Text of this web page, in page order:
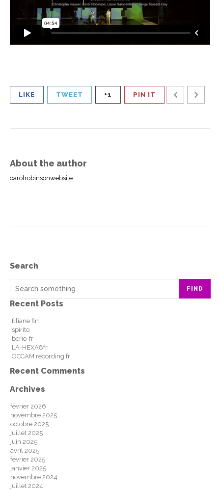
LIKE TWEET +1 PIN IT
About the author
carolrobinsonwebsite:
Search
FIND
Recent Posts
Eliane fin
spirito
berio-fr
LA-HEXA8fr
OCCAM recording fr
Recent Comments
Archives
février 2026
novembre 2025
octobre 2025
juillet 2025
juin 2025
avril 2025
février 2025
janvier 2025
novembre 2024
juillet 2024